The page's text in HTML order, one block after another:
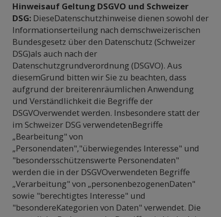
Hinweisauf Geltung DSGVO und Schweizer
DSG: DieseDatenschutzhinweise dienen sowohl der
Informationserteilung nach demschweizerischen
Bundesgesetz über den Datenschutz (Schweizer
DSG)als auch nach der
Datenschutzgrundverordnung (DSGVO). Aus
diesemGrund bitten wir Sie zu beachten, dass
aufgrund der breiterenräumlichen Anwendung
und Verständlichkeit die Begriffe der
DSGVOverwendet werden. Insbesondere statt der
im Schweizer DSG verwendetenBegriffe
„Bearbeitung" von
„Personendaten","überwiegendes Interesse" und
"besondersschützenswerte Personendaten"
werden die in der DSGVOverwendeten Begriffe
„Verarbeitung" von „personenbezogenenDaten"
sowie "berechtigtes Interesse" und
"besondereKategorien von Daten" verwendet. Die